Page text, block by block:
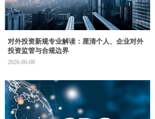
对外投资新规专业解读：厘清个人、企业对外
投资监管与合规边界
2026-06-08